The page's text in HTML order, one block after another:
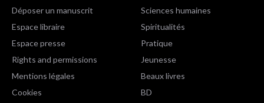
Déposer un manuscrit
Espace libraire
Espace presse
Rights and permissions
Mentions légales
Cookies
Sciences humaines
Spiritualités
Pratique
Jeunesse
Beaux livres
BD